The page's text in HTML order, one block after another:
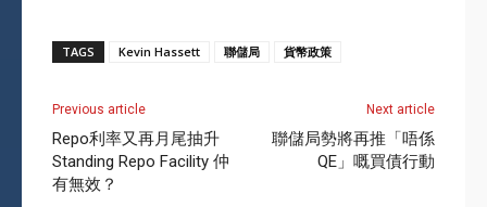
TAGS Kevin Hassett 聯儲局 貨幣政策
Previous article
Repo利率又再月尾抽升
Standing Repo Facility 仲
有無效？
Next article
聯儲局勢將再推「唔係
QE」嘅買債行動